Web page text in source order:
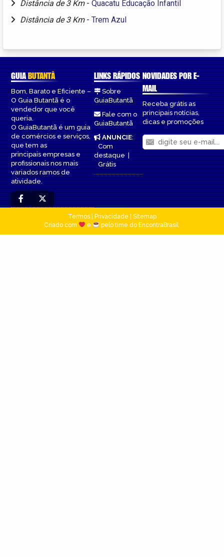
Distância de 3 Km - Quacatu Educação Infantil
Distância de 3 Km - Trem Azul
GUIABUTANTÃ
Bom, Barato e Eficiente –
O Guia Butantã é o
vendedor que você
queria.
O GuiaButantã é um guia
de comércios e serviços,
que tem as
principais empresas e
profissionais nos mais
variados ramos de
atividade.
LINKS RÁPIDOS
Sobre
GuiaButantã
Fale com o
GuiaButantã
ANUNCIE:
Com
destaque|
Grátis
NOVIDADES POR E-
MAIL
Receba grátis as
principais notícias,
dicas e promoções
Termos| Privacidade
Sitemap
Criado com
e pelo time do EncontraBrasil